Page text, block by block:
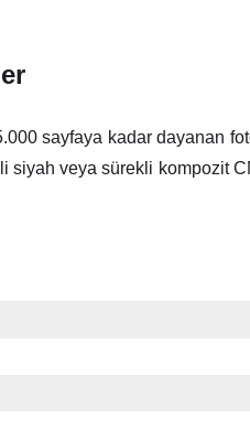
sayfaya kadar dayanan
siyah veya sürekli kompozit